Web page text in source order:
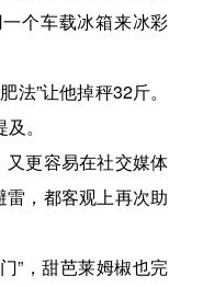
个车载冰箱来冰彩
法”让他掉秤32斤。
。
又更容易在社交媒体
雷，都客观上再次助
”，甜芭莱姆椒也完